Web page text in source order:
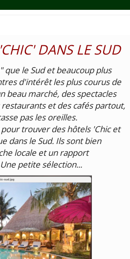
DANS LE SUD
que le Sud et beaucoup plus
d'intérêt les plus courus de
beau marché, des spectacles
et des cafés partout,
pas les oreilles.
trouver des hôtels 'Chic et
dans le Sud. Ils sont bien
locale et un rapport
petite sélection...